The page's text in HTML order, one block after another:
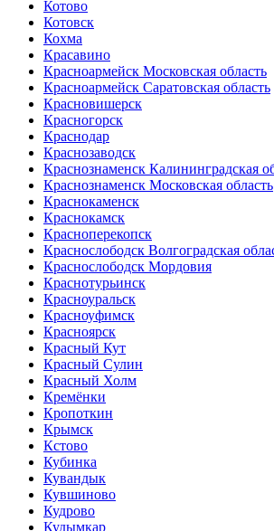
Котово
Котовск
Кохма
Красавино
Красноармейск Московская область
Красноармейск Саратовская область
Красновишерск
Красногорск
Краснодар
Краснозаводск
Краснознаменск Калининградская
Краснознаменск Московская область
Краснокаменск
Краснокамск
Красноперекопск
Краснослободск Волгоградская
Краснослободск Мордовия
Краснотурьинск
Красноуральск
Красноуфимск
Красноярск
Красный Кут
Красный Сулин
Красный Холм
Кремёнки
Кропоткин
Крымск
Кстово
Кубинка
Кувандык
Кувшиново
Кудрово
Кудымкар